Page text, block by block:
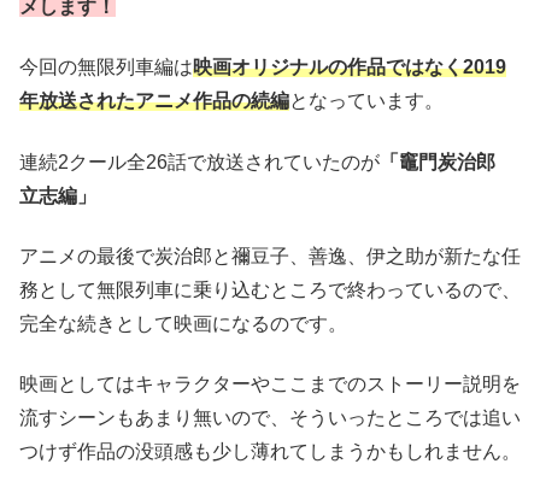
メします！
今回の無限列車編は映画オリジナルの作品ではなく2019
年放送されたアニメ作品の続編となっています。
連続2クール全26話で放送されていたのが 「竈門炭治郎
立志編」
アニメの最後で炭治郎と禰󠄀豆子、善逸、伊之助が新たな任
務として無限列車に乗り込むところで終わっているので、
完全な続きとして映画になるのです。
映画としてはキャラクターやここまでのストーリー説明を
流すシーンもあまり無いので、そういったところでは追い
つけず作品の没頭感も少し薄れてしまうかもしれません。